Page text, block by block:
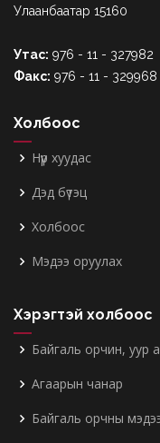
Улаанбаатар 15160
Утас: 976 - 11 - 327982
Факс: 976 - 11 - 329968
Холбоос
Нүүр хуудас
Дэд бүтэц
Холбоос
Мэдээ оруулах
Хэрэгтэй холбоос
Байгаль орчин, уур
Агаарын чанар
Байгаль орчны